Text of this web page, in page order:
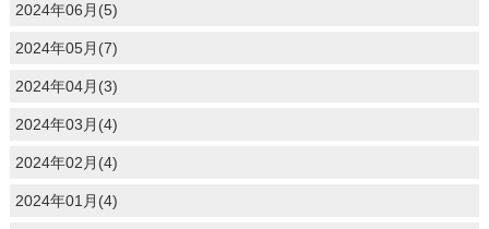
2024年06月(5)
2024年05月(7)
2024年04月(3)
2024年03月(4)
2024年02月(4)
2024年01月(4)